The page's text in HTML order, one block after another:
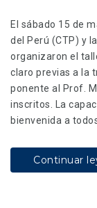
El sábado 15 de
del Perú (CTP) y
organizaron el
claro previas a la
ponente al Prof.
inscritos. La
bienvenida a
Continuar